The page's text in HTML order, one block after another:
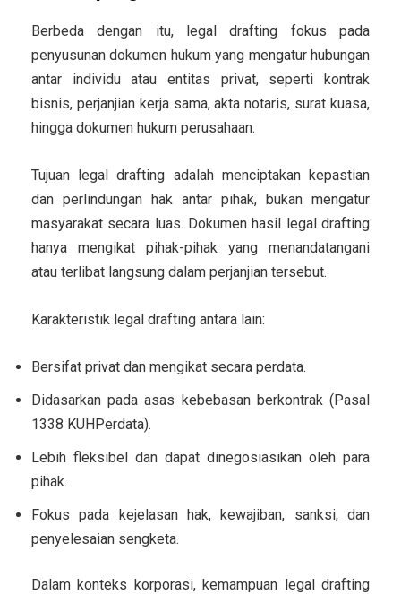
Berbeda dengan itu, legal drafting fokus pada
penyusunandokumen hukum yang mengatur hubungan
antar individu atau entitas privat, seperti kontrak
bisnis, perjanjian kerja sama, akta notaris, surat kuasa,
hingga dokumen hukum perusahaan.
Tujuan legal drafting adalah menciptakan kepastian
dan perlindungan hak antar pihak, bukan mengatur
masyarakat secara luas. Dokumen hasil legal drafting
hanya mengikat pihak-pihak yang menandatangani
atau terlibat langsung dalam perjanjian tersebut.
Karakteristik legal drafting antara lain:
Bersifat privat dan mengikat secara perdata.
Didasarkan pada asas kebebasan berkontrak (Pasal
1338 KUHPerdata).
Lebih fleksibel dan dapat dinegosiasikan oleh para
pihak.
Fokus pada kejelasan hak, kewajiban, sanksi, dan
penyelesaian sengketa.
Dalam konteks korporasi, kemampuan legal drafting